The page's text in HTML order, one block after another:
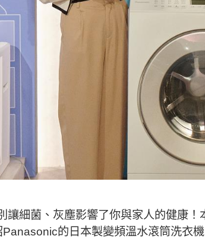
讓細菌、灰塵影響了你與家人的健康
的日本製變頻溫水滾筒洗衣